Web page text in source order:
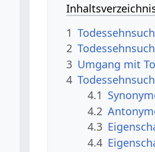
1
2
3 Umgang mit
4
4.1
4.2
4.3
4.4